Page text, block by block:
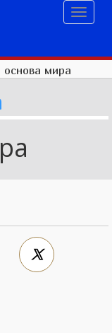
основа мира